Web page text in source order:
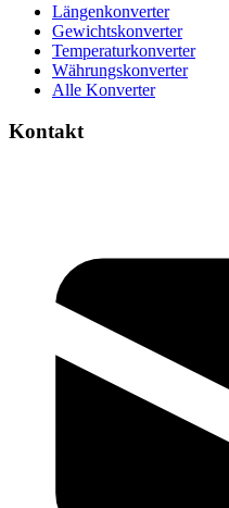
Längenkonverter
Gewichtskonverter
Temperaturkonverter
Währungskonverter
Alle Konverter
Kontakt